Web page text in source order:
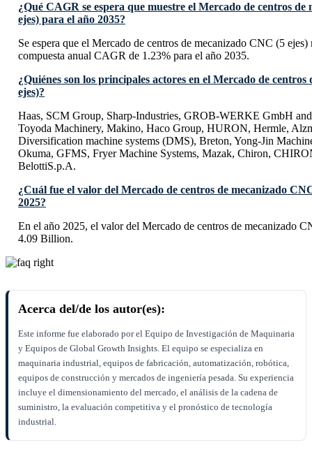
¿Qué CAGR se espera que muestre el Mercado de centros de
ejes) para el año 2035?
Se espera que el Mercado de centros de mecanizado CNC (5 ejes)
compuesta anual CAGR de 1.23% para el año 2035.
¿Quiénes son los principales actores en el Mercado de
ejes)?
Haas, SCM Group, Sharp-Industries, GROB-WERKE GmbH
Toyoda Machinery, Makino, Haco Group, HURON, Hermle,
Diversification machine systems (DMS), Breton, Yong-Jin
Okuma, GFMS, Fryer Machine Systems, Mazak, Chiron,
BelottiS.p.A.
¿Cuál fue el valor del Mercado de centros de mecanizado
2025?
En el año 2025, el valor del Mercado de centros de mecanizado
4.09 Billion.
Acerca del/de los autor(es):
Este informe fue elaborado por el Equipo de Investigación de Maquinaria
y Equipos de Global Growth Insights. El equipo se especializa en
maquinaria industrial, equipos de fabricación, automatización, robótica,
equipos de construcción y mercados de ingeniería pesada. Su experiencia
incluye el dimensionamiento del mercado, el análisis de la cadena de
suministro, la evaluación competitiva y el pronóstico de tecnología
industrial.